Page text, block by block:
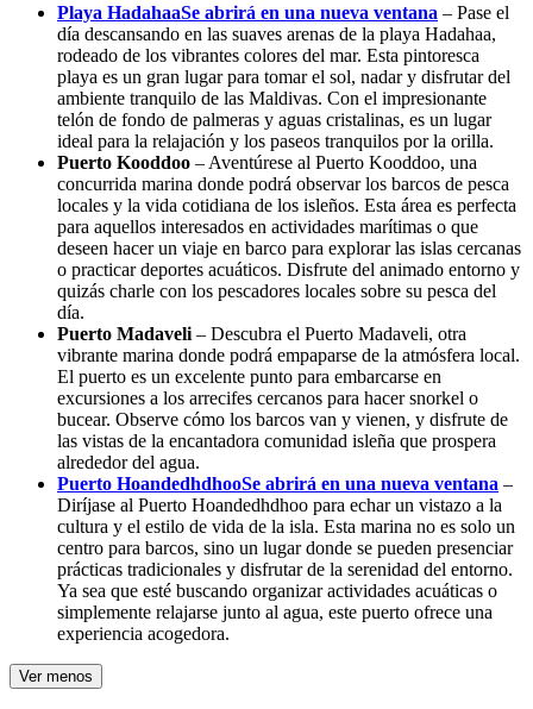
Playa HadahaaSe abrirá en una nueva ventana – Pase el
día descansando en las suaves arenas de la playa Hadahaa,
rodeado de los vibrantes colores del mar. Esta pintoresca
playa es un gran lugar para tomar el sol, nadar y disfrutar del
ambiente tranquilo de las Maldivas. Con el impresionante
telón de fondo de palmeras y aguas cristalinas, es un lugar
ideal para la relajación y los paseos tranquilos por la orilla.
Puerto Kooddoo – Aventúrese al Puerto Kooddoo, una
concurrida marina donde podrá observar los barcos de pesca
locales y la vida cotidiana de los isleños. Esta área es perfecta
para aquellos interesados en actividades marítimas o que
deseen hacer un viaje en barco para explorar las islas cercanas
o practicar deportes acuáticos. Disfrute del animado entorno y
quizás charle con los pescadores locales sobre su pesca del
día.
Puerto Madaveli – Descubra el Puerto Madaveli, otra
vibrante marina donde podrá empaparse de la atmósfera local.
El puerto es un excelente punto para embarcarse en
excursiones a los arrecifes cercanos para hacer snorkel o
bucear. Observe cómo los barcos van y vienen, y disfrute de
las vistas de la encantadora comunidad isleña que prospera
alrededor del agua.
Puerto HoandedhdhooSe abrirá en una nueva ventana –
Diríjase al Puerto Hoandedhdhoo para echar un vistazo a la
cultura y el estilo de vida de la isla. Esta marina no es solo un
centro para barcos, sino un lugar donde se pueden presenciar
prácticas tradicionales y disfrutar de la serenidad del entorno.
Ya sea que esté buscando organizar actividades acuáticas o
simplemente relajarse junto al agua, este puerto ofrece una
experiencia acogedora.
Ver menos